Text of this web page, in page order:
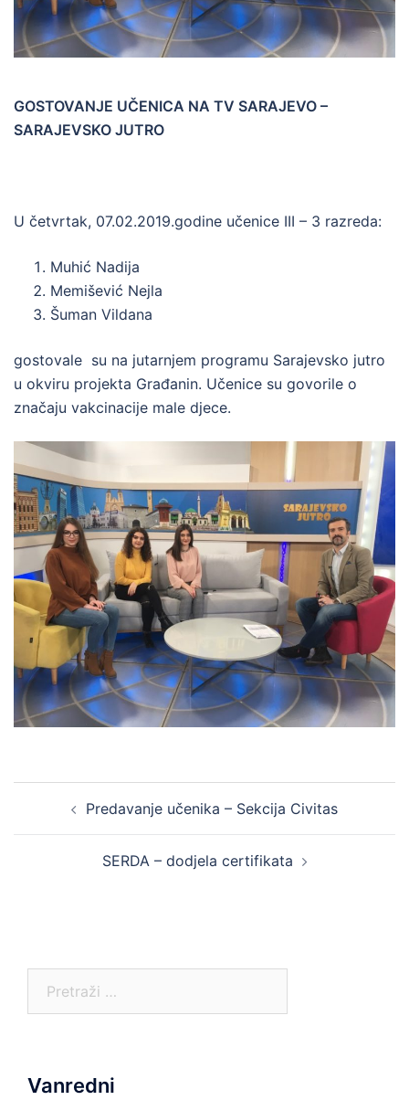
GOSTOVANJE UČENICA NA TV SARAJEVO –
SARAJEVSKO JUTRO
U četvrtak, 07.02.2019.godine učenice III – 3 razreda:
Muhić Nadija
Memišević Nejla
Šuman Vildana
gostovale su na jutarnjem programu Sarajevsko jutro
u okviru projekta Građanin. Učenice su govorile o
značaju vakcinacije male djece.
navigationPredavanje učenika – Sekcija Civitas
SERDA – dodjela certifikata
Vanredni